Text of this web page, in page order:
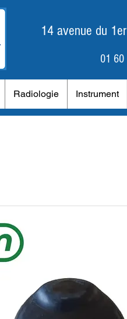
14 avenue du
01
Radiologie Instrument